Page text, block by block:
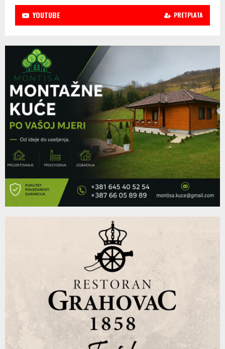
YOUTUBE PRETPLATA